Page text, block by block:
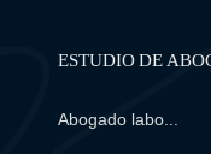
ESTUDIO DE
Abogado labo...